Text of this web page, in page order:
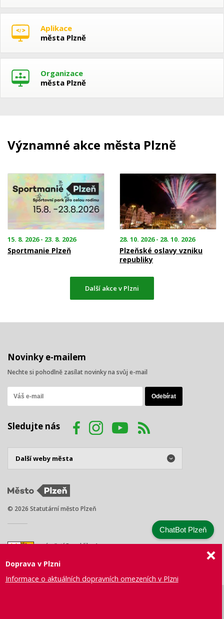
Aplikace
města Plzně
Organizace
města Plzně
Významné akce města Plzně
15. 8. 2026 - 23. 8. 2026
Sportmanie Plzeň
28. 10. 2026 - 28. 10. 2026
Plzeňské oslavy vzniku
republiky
Další akce v Plzni
Novinky e-mailem
Nechte si pohodlně zasílat novinky na svůj e-mail
Sledujte nás
© 2026 Statutární město Plzeň
náměstí Republiky 1
Tel.: +420 378 031 111
Doprava v Plzni
Informace o aktuálních dopravních omezeních v Plzni
ChatBot Plzeň